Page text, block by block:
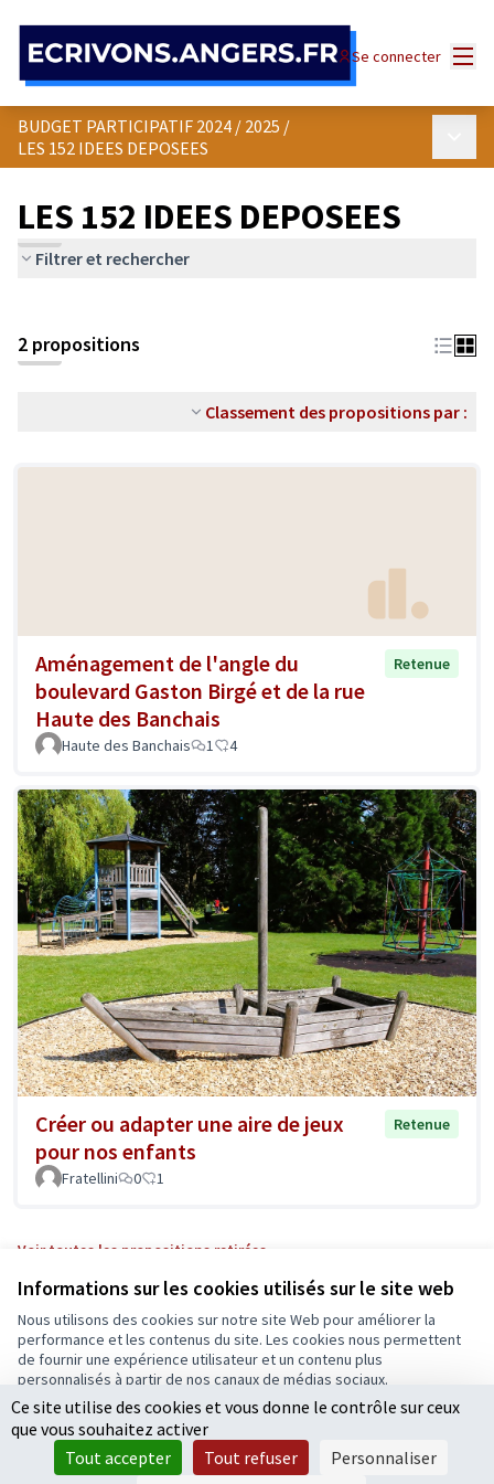
Informations sur les cookies utilisés sur le site web
Nous utilisons des cookies sur notre site Web pour améliorer la
performance et les contenus du site. Les cookies nous permettent
de fournir une expérience utilisateur et un contenu plus
personnalisés à partir de nos canaux de médias sociaux.
Tout accepter
Accepter seulement les cookies essentiels
Paramètres
Se connecter
BUDGET PARTICIPATIF 2024 / 2025 /
LES 152 IDEES DEPOSEES
LES 152 IDEES DEPOSEES
Filtrer et rechercher
2 propositions
Classement des propositions par :
Aménagement de l'angle du
boulevard Gaston Birgé et de la rue
Haute des Banchais
Retenue
Haute des Banchais 1 4
Créer ou adapter une aire de jeux
pour nos enfants
Retenue
Fratellini 0 1
Voir toutes les propositions retirées
Conditions d'utilisation
Paramètres des cookies
Ecrivons Angers sur X
(Lien externe)
Ecrivons Angers sur Facebook
(Lien externe)
Licence
(Lien
Ce site utilise des cookies et vous donne le contrôle sur ceux
que vous souhaitez activer
Tout accepter
Tout refuser
Personnaliser